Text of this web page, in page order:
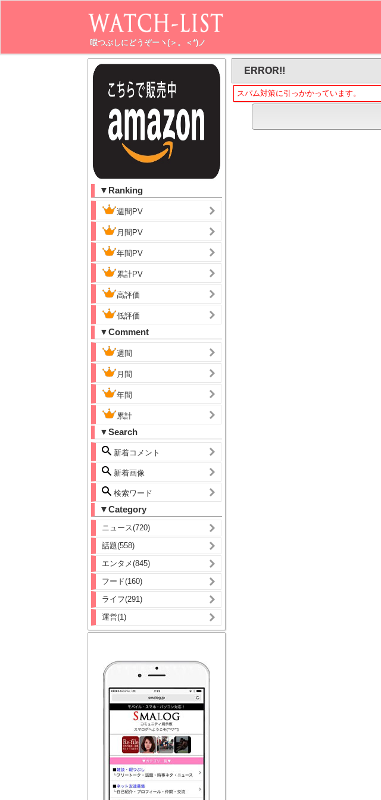
暇つぶしにどうぞーヽ(＞。＜*)ノ
▼Ranking
週間PV
月間PV
年間PV
累計PV
高評価
低評価
▼Comment
週間
月間
年間
累計
▼Search
新着コメント
新着画像
検索ワード
▼Category
ニュース(720)
話題(558)
エンタメ(845)
フード(160)
ライフ(291)
運営(1)
ERROR!!
スパム対策に引っかかっています。